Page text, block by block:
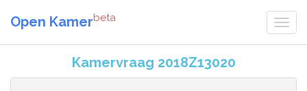
Open Kamerbeta
Kamervraag 2018Z13020